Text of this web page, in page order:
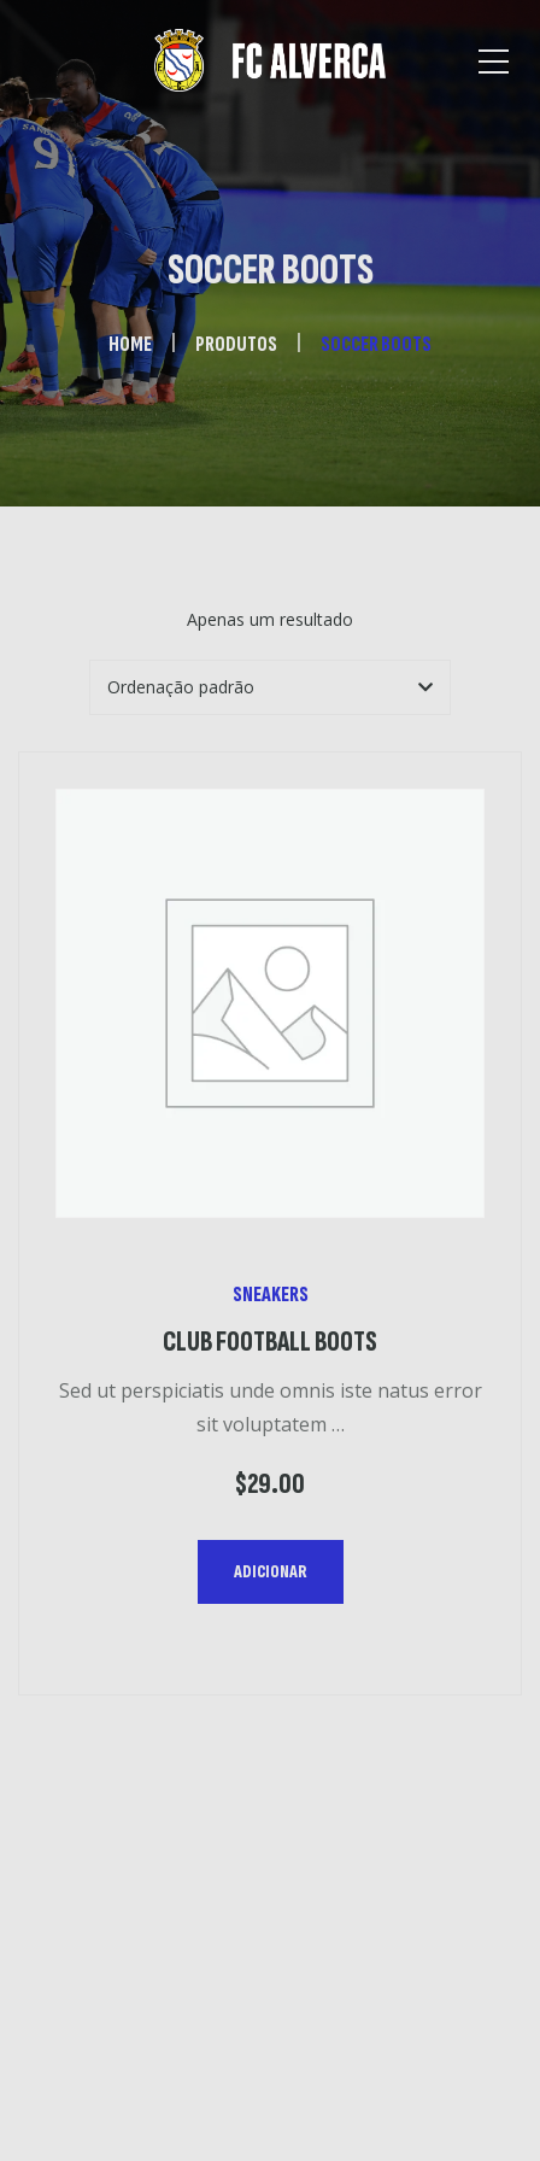
SOCCER BOOTS
HOME PRODUTOS SOCCER BOOTS
Apenas um resultado
SNEAKERS
CLUB FOOTBALL BOOTS
Sed ut perspiciatis unde omnis iste natus error
sit voluptatem …
$29.00
ADICIONAR